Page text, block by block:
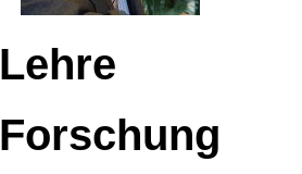
Lehre
Forschung